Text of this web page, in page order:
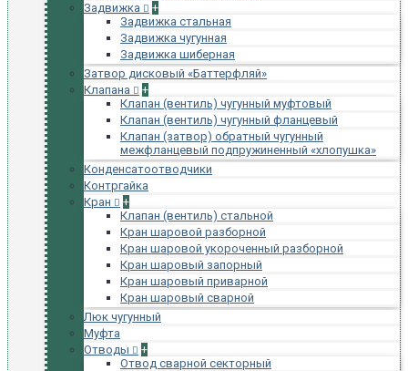
Задвижка
+
Задвижка стальная
Задвижка чугунная
Задвижка шиберная
Затвор дисковый «Баттерфляй»
Клапана
+
Клапан (вентиль) чугунный муфтовый
Клапан (вентиль) чугунный фланцевый
Клапан (затвор) обратный чугунный
межфланцевый подпружиненный «хлопушка»
Конденсатоотводчики
Контргайка
Кран
+
Клапан (вентиль) стальной
Кран шаровой разборной
Кран шаровой укороченный разборной
Кран шаровый запорный
Кран шаровый приварной
Кран шаровый сварной
Люк чугунный
Муфта
Отводы
+
Отвод сварной секторный